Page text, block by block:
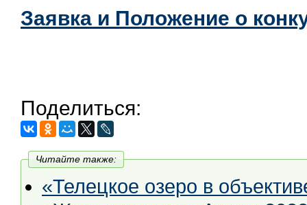
Заявка и Положение о
Поделиться:
Читайте также:
«Телецкое озеро в